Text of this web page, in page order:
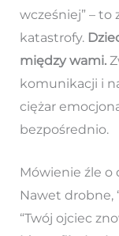
wcześniej” –
katastrofy.
między wami.
komunikacji i
ciężar
bezpośrednio.
Mówienie źle
Nawet drobne,
“Twój ojciec